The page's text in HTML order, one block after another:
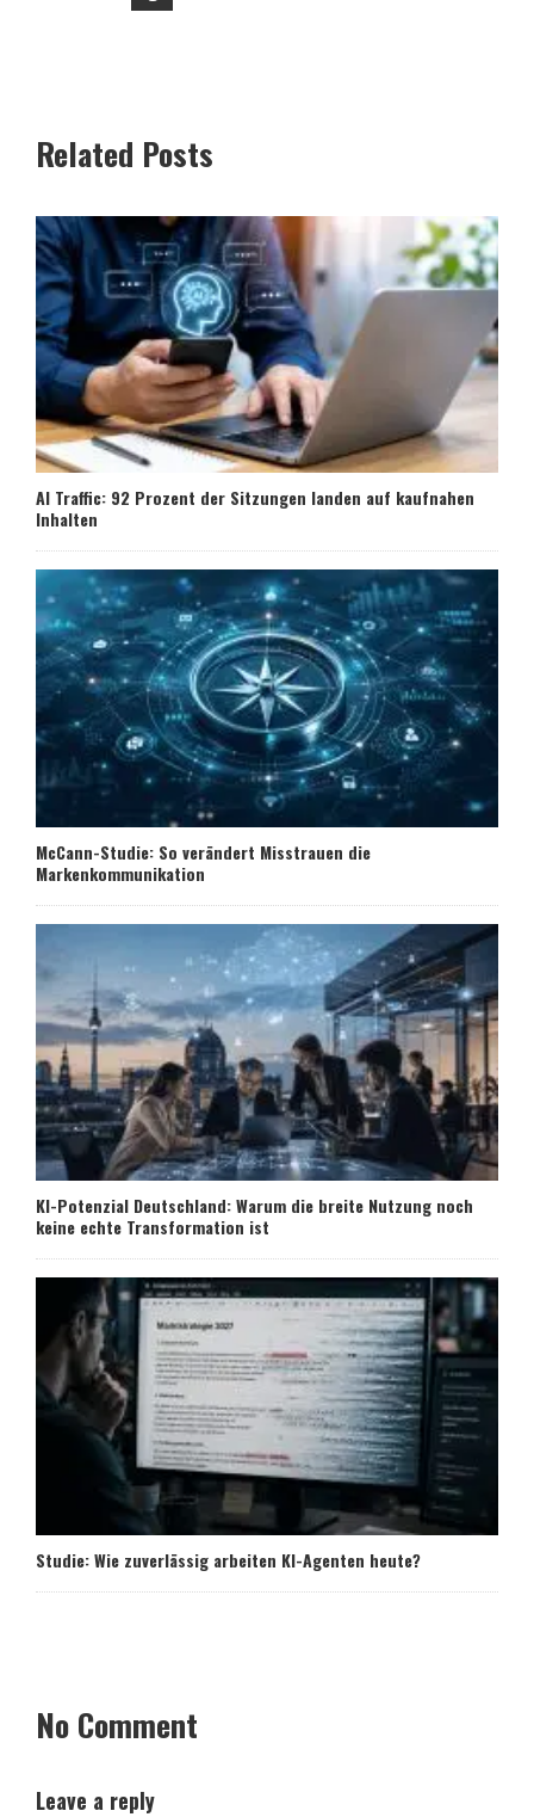
Related Posts
AI Traffic: 92 Prozent der Sitzungen landen auf kaufnahen
Inhalten
McCann-Studie: So verändert Misstrauen die
Markenkommunikation
KI-Potenzial Deutschland: Warum die breite Nutzung noch
keine echte Transformation ist
Studie: Wie zuverlässig arbeiten KI-Agenten heute?
No Comment
Leave a reply